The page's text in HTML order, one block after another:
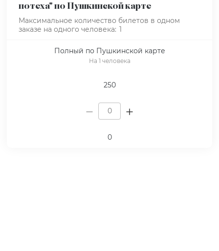
потеха" по Пушкинской карте
Максимальное количество билетов в одном
заказе на одного человека: 1
Полный по Пушкинской карте
На 1 человека
250
0